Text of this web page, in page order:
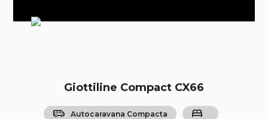
Giottiline Compact CX66
airport_shuttle Autocaravana Compacta
bed